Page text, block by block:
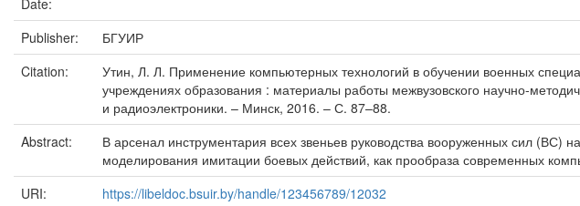
Date:
Publisher:
БГУИР
Citation:
Утин, Л. Л. Применение компьютерных технологий в обучении военных
учреждениях образования : материалы работы межвузовского научно-
и радиоэлектроники. – Минск, 2016. – С. 87–88.
Abstract:
В арсенал инструментария всех звеньев руководства вооруженных сил (ВС)
моделирования имитации боевых действий, как прообраза современных
URI:
https://libeldoc.bsuir.by/handle/123456789/12032